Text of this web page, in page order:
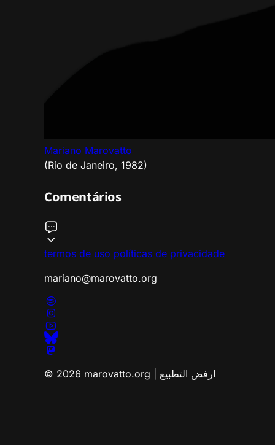
Mariano Marovatto
(Rio de Janeiro, 1982)
Comentários
termos de uso políticas de privacidade
mariano@marovatto.org
© 2026 marovatto.org | ارفض التطبيع